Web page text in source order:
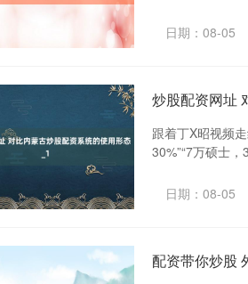
日期：08-05
炒股配资网址
跟着丁X昭视频
30%”“7万硕士
日期：08-05
配资带你炒股